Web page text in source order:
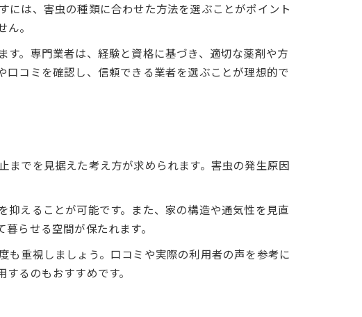
要性
は、害虫の種類に合わせた方法を選ぶことがポイント
。
。専門業者は、経験と資格に基づき、適切な薬剤や方
コミを確認し、信頼できる業者を選ぶことが理想的で
でを見据えた考え方が求められます。害虫の発生原因
えることが可能です。また、家の構造や通気性を見直
らせる空間が保たれます。
重視しましょう。口コミや実際の利用者の声を参考に
るのもおすすめです。